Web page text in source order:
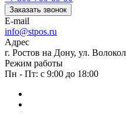
Заказать звонок
E-mail
info@stpos.ru
Адрес
г. Ростов на Дону, ул.
Режим работы
Пн - Пт: с 9:00 до 18:00